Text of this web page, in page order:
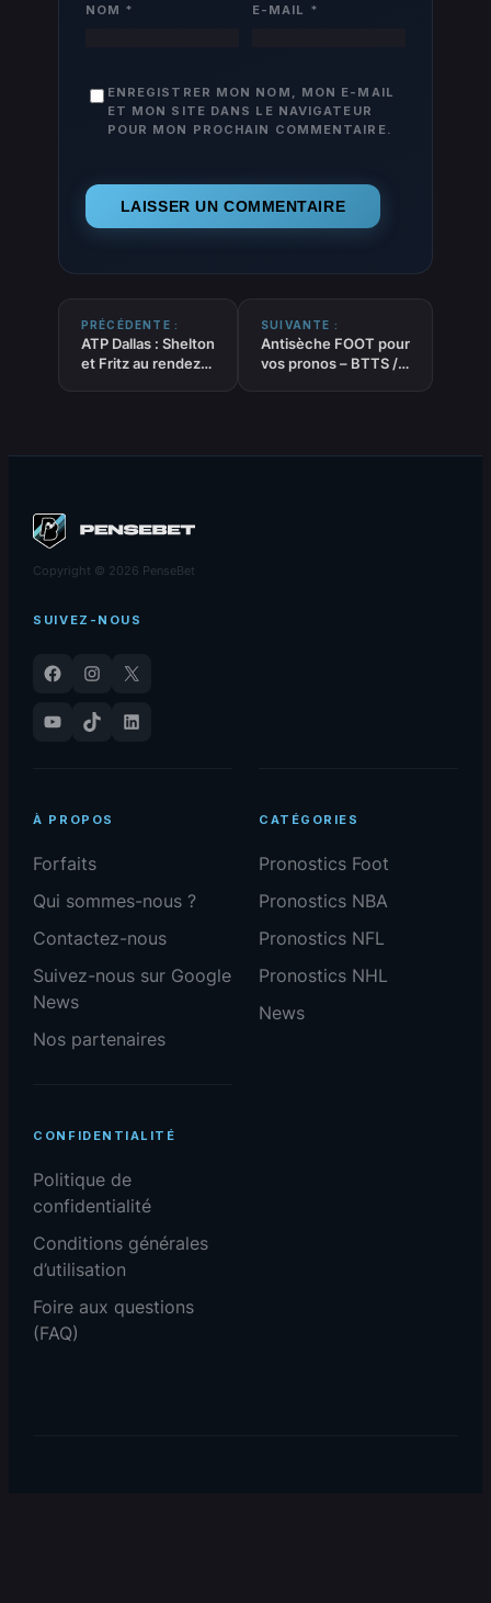
NOM * E-MAIL *
ENREGISTRER MON NOM, MON E-MAIL
ET MON SITE DANS LE NAVIGATEUR
POUR MON PROCHAIN COMMENTAIRE.
PRÉCÉDENTE :
ATP Dallas : Shelton
et Fritz au rendez-
SUIVANTE :
Antisèche FOOT pour
vos pronos – BTTS /
Copyright © 2026 PenseBet
SUIVEZ-NOUS
Facebook Instagram
X
YouTube
TikTok LinkedIn
À PROPOS
Forfaits
Qui sommes-nous ?
Contactez-nous
Suivez-nous sur Google
News
Nos partenaires
CATÉGORIES
Pronostics Foot
Pronostics NBA
Pronostics NFL
Pronostics NHL
News
CONFIDENTIALITÉ
Politique de
confidentialité
Conditions générales
d’utilisation
Foire aux questions
(FAQ)